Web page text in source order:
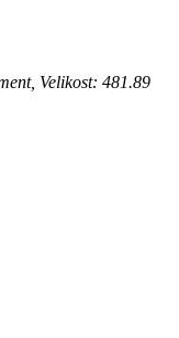
Velikost: 481.89